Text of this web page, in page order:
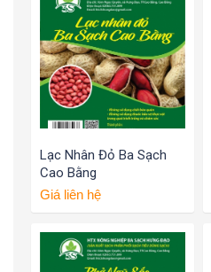
Lạc Nhân Đỏ Ba Sạch
Cao Bằng
Giá liên hệ